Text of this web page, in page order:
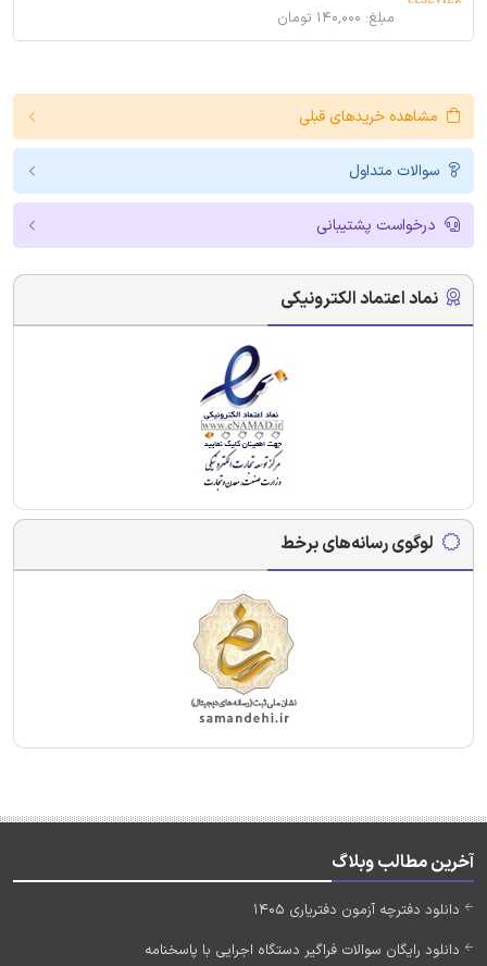
مبلغ: ۱۴۰,۰۰۰ تومان
مشاهده خریدهای قبلی
سوالات متداول
درخواست پشتیبانی
نماد اعتماد الکترونیکی
لوگوی رسانه‌های برخط
آخرین مطالب وبلاگ
دانلود دفترچه آزمون دفتریاری 1405
دانلود رایگان سوالات فراگیر دستگاه اجرایی با پاسخنامه